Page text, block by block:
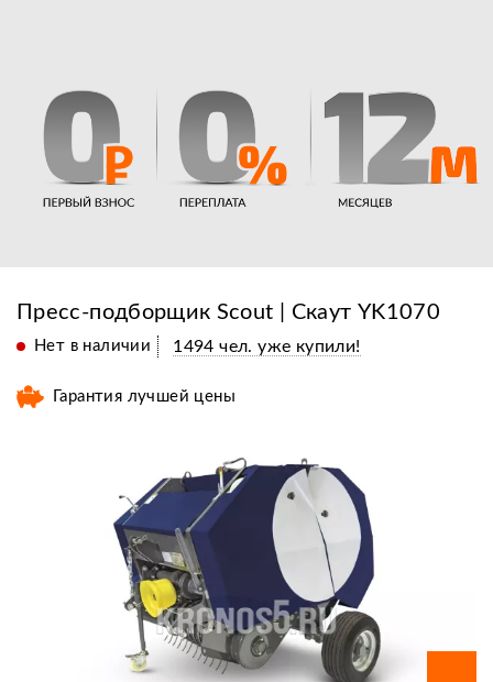
Пресс-подборщик Scout | Скаут YK1070
Нет в наличии 1494 чел. уже купили!
Гарантия лучшей цены